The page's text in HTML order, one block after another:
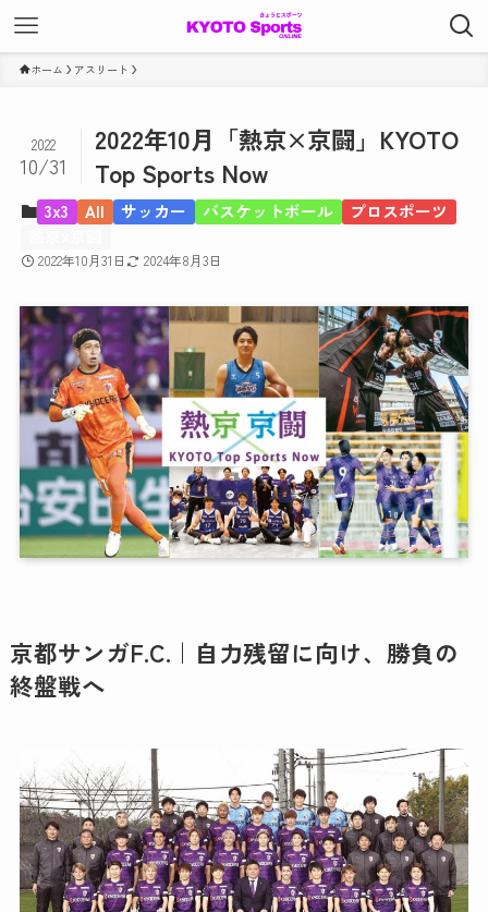
ホーム アスリート
2022年10月「熱京×京闘」KYOTO
Top Sports Now
2022
10/31
3x3 All サッカー バスケットボール
プロスポーツ
2022年10月31日 2024年8月3日
京都サンガF.C.｜自力残留に向け、勝負の
終盤戦へ